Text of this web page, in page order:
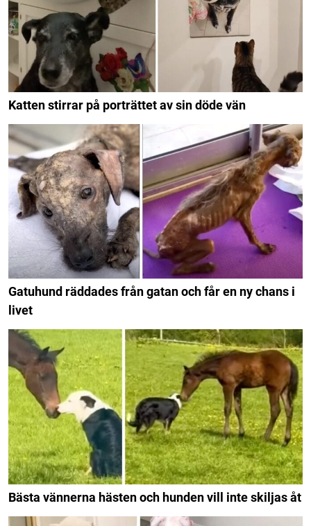
Katten stirrar på porträttet av sin döde vän
Gatuhund räddades från gatan och får en ny chans i
livet
Bästa vännerna hästen och hunden vill inte skiljas åt